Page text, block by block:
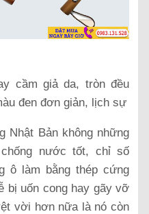
cầm giả da, tròn đều
đen đơn giản, lịch sự
Nhật Bản không những
nước tốt, chỉ số
ô làm bằng thép cứng
bị uốn cong hay gãy vỡ
vời hơn nữa là nó còn